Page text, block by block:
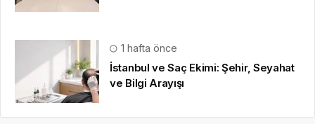
1 hafta önce
İstanbul ve Saç Ekimi: Şehir, Seyahat
ve Bilgi Arayışı